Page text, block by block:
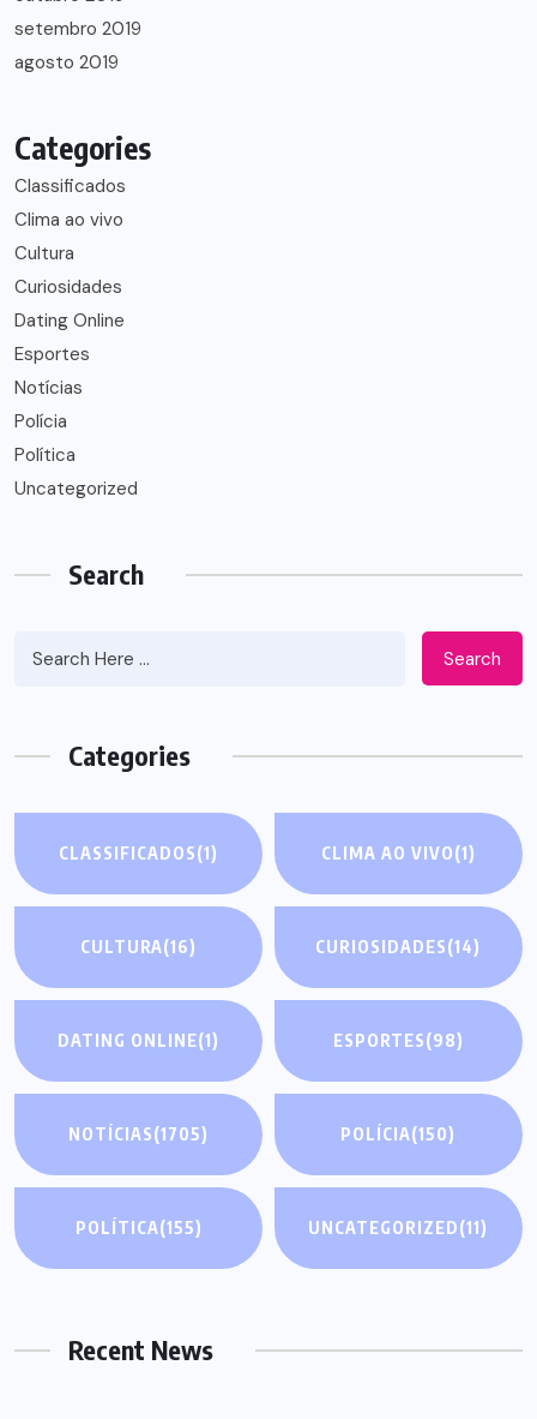
setembro 2019
agosto 2019
Categories
Classificados
Clima ao vivo
Cultura
Curiosidades
Dating Online
Esportes
Notícias
Polícia
Política
Uncategorized
Search
Search
Categories
CLASSIFICADOS(1) CLIMA AO VIVO(1)
CULTURA(16) CURIOSIDADES(14)
DATING ONLINE(1) ESPORTES(98)
NOTÍCIAS(1705) POLÍCIA(150)
POLÍTICA(155) UNCATEGORIZED(11)
Recent News